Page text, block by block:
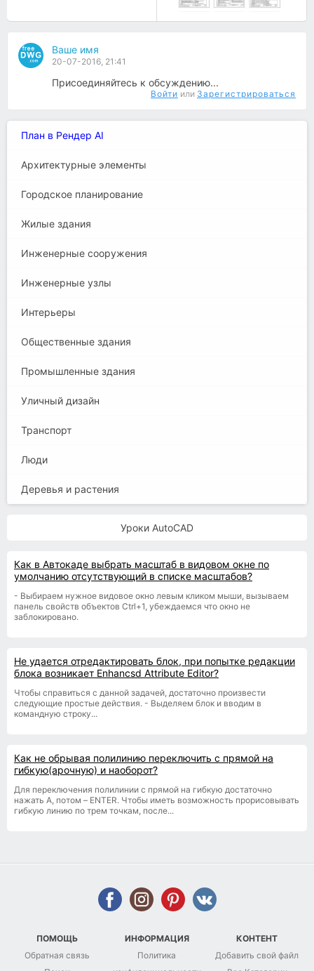
Ваше имя
20-07-2016, 21:41
Присоединяйтесь к обсуждению...
Войти или Зарегистрироваться
План в Рендер AI
Архитектурные элементы
Городское планирование
Жилые здания
Инженерные сооружения
Инженерные узлы
Интерьеры
Общественные здания
Промышленные здания
Уличный дизайн
Транспорт
Люди
Деревья и растения
Уроки AutoCAD
Как в Автокаде выбрать масштаб в видовом окне по
умолчанию отсутствующий в списке масштабов?
- Выбираем нужное видовое окно левым кликом мыши, вызываем
панель свойств объектов Ctrl+1, убеждаемся что окно не
заблокировано.
Не удается отредактировать блок, при попытке редакции
блока возникает Enhancsd Attribute Editor?
Чтобы справиться с данной задачей, достаточно произвести
следующие простые действия. - Выделяем блок и вводим в
командную строку...
Как не обрывая полилинию переключить с прямой на
гибкую(арочную) и наоборот?
Для переключения полилинии с прямой на гибкую достаточно
нажать A, потом – ENTER. Чтобы иметь возможность прорисовывать
гибкую линию по трем точкам, после...
ПОМОЩЬ
Обратная связь
ИНФОРМАЦИЯ
Политика
КОНТЕНТ
Добавить свой файл